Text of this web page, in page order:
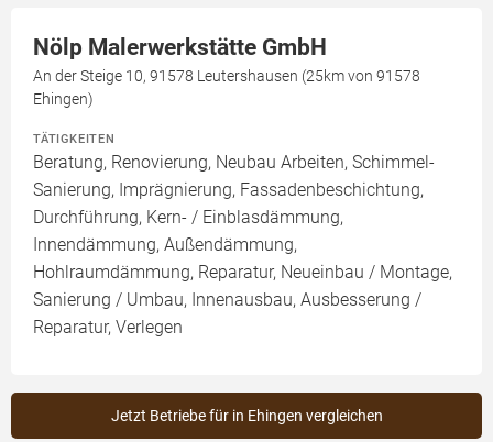
Nölp Malerwerkstätte GmbH
An der Steige 10, 91578 Leutershausen (25km von 91578
Ehingen)
TÄTIGKEITEN
Beratung, Renovierung, Neubau Arbeiten, Schimmel-
Sanierung, Imprägnierung, Fassadenbeschichtung,
Durchführung, Kern- / Einblasdämmung,
Innendämmung, Außendämmung,
Hohlraumdämmung, Reparatur, Neueinbau / Montage,
Sanierung / Umbau, Innenausbau, Ausbesserung /
Reparatur, Verlegen
Jetzt Betriebe für in Ehingen vergleichen